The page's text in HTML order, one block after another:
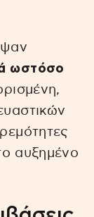
ωστόσο
αυξημένο